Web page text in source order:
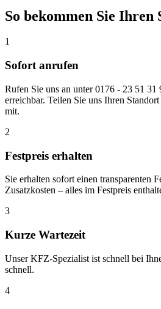
So bekommen Sie Ihren
1
Sofort anrufen
Rufen Sie uns an unter0176 - 23 51 31
erreichbar. Teilen Sie uns Ihren
mit.
2
Festpreis erhalten
Sie erhalten sofort einen transparenten
Zusatzkosten – alles im Festpreis
3
Kurze Wartezeit
Unser KFZ-Spezialist ist schnell bei
schnell.
4